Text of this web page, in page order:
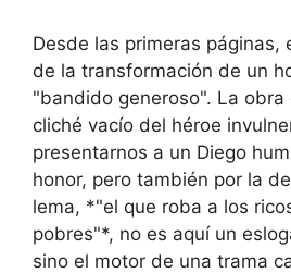
Desde las primeras páginas,
de la transformación de un
"bandido generoso". La obra
cliché vacío del héroe
presentarnos a un Diego
honor, pero también por la
lema, *"el que roba a los
pobres"*, no es aquí un
sino el motor de una trama